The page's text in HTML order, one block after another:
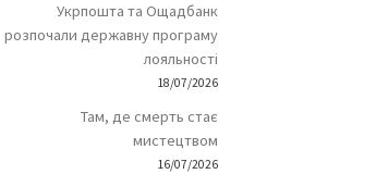
Укрпошта та Ощадбанк
розпочали державну програму
лояльності
18/07/2026
Там, де смерть стає
мистецтвом
16/07/2026